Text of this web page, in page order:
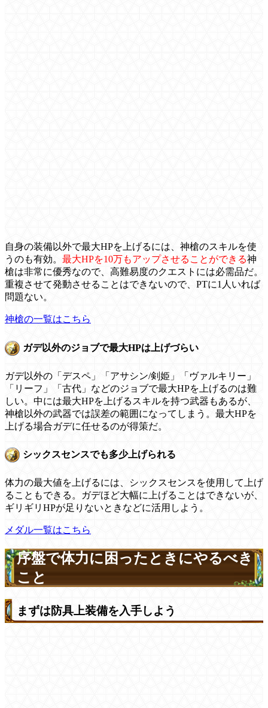
自身の装備以外で最大HPを上げるには、神槍のスキルを使
うのも有効。 最大HPを10万もアップさせることができる神
槍は非常に優秀なので、高難易度のクエストには必需品だ。
重複させて発動させることはできないので、PTに1人いれば
問題ない。
神槍の一覧はこちら
ガデ以外のジョブで最大HPは上げづらい
ガデ以外の「デスペ」「アサシン/剣姫」「ヴァルキリー」
「リーフ」「古代」などのジョブで最大HPを上げるのは難
しい。中には最大HPを上げるスキルを持つ武器もあるが、
神槍以外の武器では誤差の範囲になってしまう。最大HPを
上げる場合ガデに任せるのが得策だ。
シックスセンスでも多少上げられる
体力の最大値を上げるには、シックスセンスを使用して上げ
ることもできる。ガデほど大幅に上げることはできないが、
ギリギリHPが足りないときなどに活用しよう。
メダル一覧はこちら
序盤で体力に困ったときにやるべき
こと
まずは防具上装備を入手しよう